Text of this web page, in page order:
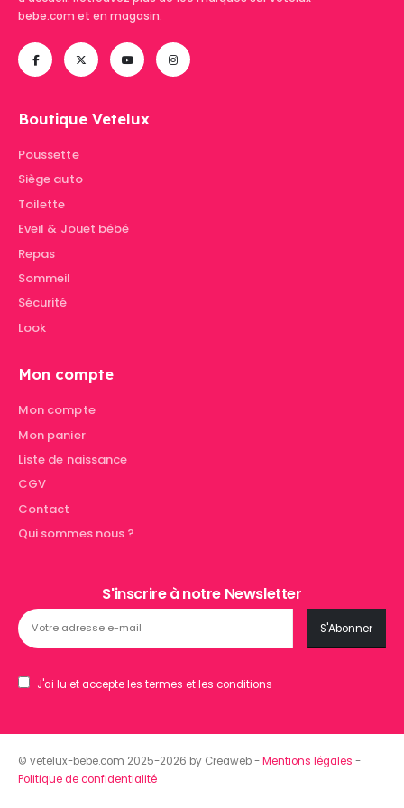
bebe.com et en magasin.
Boutique Vetelux
Poussette
Siège auto
Toilette
Eveil & Jouet bébé
Repas
Sommeil
Sécurité
Look
Mon compte
Mon compte
Mon panier
Liste de naissance
CGV
Contact
Qui sommes nous ?
S'inscrire à notre Newsletter
J'ai lu et accepte les termes et les conditions
© vetelux-bebe.com 2025-2026 by Creaweb -Mentions légales -
Politique de confidentialité